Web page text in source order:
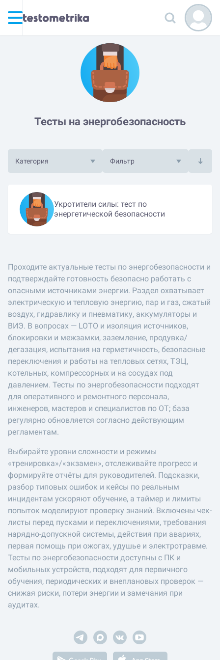
Тесты на энергобезопасность
Категория Фильтр
Укротители силы: тест по
энергетической безопасности
Проходите актуальные тесты по энергобезопасности и
подтверждайте готовность безопасно работать с
опасными источниками энергии. Раздел охватывает
электрическую и тепловую энергию, пар и газ, сжатый
воздух, гидравлику и пневматику, аккумуляторы и
ВИЭ. В вопросах — LOTO и изоляция источников,
блокировки и межзамки, заземление, продувка/
дегазация, испытания на герметичность, безопасные
переключения и работы на тепловых сетях, ТЭЦ,
котельных, компрессорных и на сосудах под
давлением. Тесты по энергобезопасности подходят
для оперативного и ремонтного персонала,
инженеров, мастеров и специалистов по ОТ; база
регулярно обновляется согласно действующим
регламентам.
Выбирайте уровни сложности и режимы
«тренировка»/«экзамен», отслеживайте прогресс и
формируйте отчёты для руководителей. Подсказки,
разбор типовых ошибок и кейсы по реальным
инцидентам ускоряют обучение, а таймер и лимиты
попыток моделируют проверку знаний. Включены чек-
листы перед пусками и переключениями, требования
нарядно-допускной системы, действия при авариях,
первая помощь при ожогах, удушье и электротравме.
Тесты по энергобезопасности доступны с ПК и
мобильных устройств, подходят для первичного
обучения, периодических и внеплановых проверок —
снижая риски, потери энергии и замечания при
аудитах.